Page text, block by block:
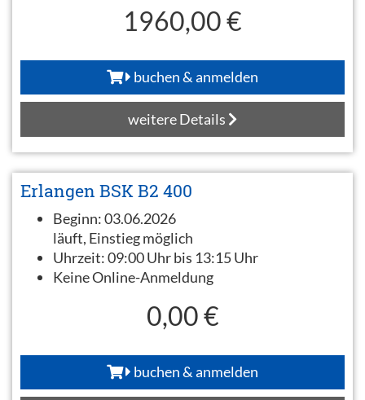
1960,00 €
buchen & anmelden
weitere Details
Erlangen BSK B2 400
Beginn:03.06.2026
läuft, Einstieg möglich
Uhrzeit:09:00 Uhr bis 13:15 Uhr
Keine Online-Anmeldung
0,00 €
buchen & anmelden